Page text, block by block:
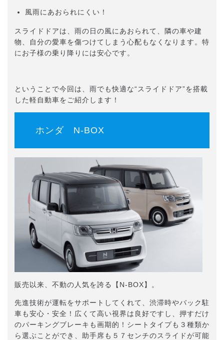
風雨にあおられにくい！
スライドドアは、雨の日の風にあおられて、隣の車や建
物、自分の愛車を傷つけてしまう心配もなくなります。特
にお子様の乗り降りには安心です。
ということで今回は、雨でも快適な“スライドドア”を搭載
した軽自動車をご紹介します！
ホンダ N-BOX
販売以来、不動の人気を誇る【N-BOX】。
先進技術が運転をサポートしてくれて、渋滞時やバック駐
車も安心・安全！広くて高い視界は良好ですし、押すだけ
のパーキングブレーキも画期的！シートタイプも３種類か
ら選ぶことができ、助手席も５７センチのスライドが可能